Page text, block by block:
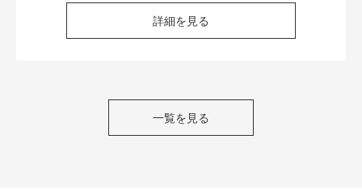
詳細を見る
一覧を見る